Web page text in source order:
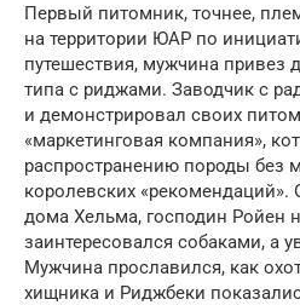
Первый питомник, точнее,
на территории ЮАР по
путешествия, мужчина привез
типа с риджами. Заводчик с
и демонстрировал своих
«маркетинговая компания»,
распространению породы без
королевских «рекомендаций».
дома Хельма, господин Ройен
заинтересовался собаками, а
Мужчина прославился, как
хищника и Риджбеки